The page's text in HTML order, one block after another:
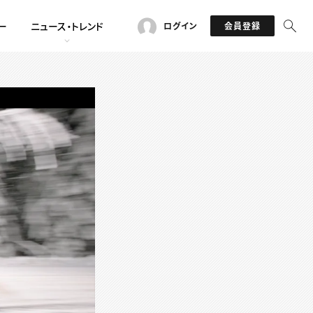
ニュース・トレンド ログイン 会員登録